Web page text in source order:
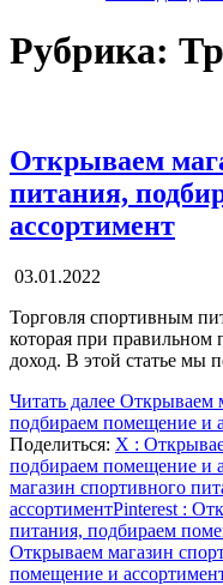
Рубрика:
Открываем
питания,
ассортимент
03.01.2022
Торговля спортивным
которая при
доход. В этой статье мы
Читать далее Открываем
подбираем помещение и
Поделиться: X :
подбираем помещение и
магазин спортивного
ассортиментPinterest :
питания, подбираем
Открываем магазин
помещение и